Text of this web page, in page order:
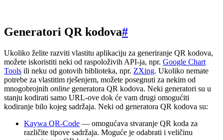
Generatori QR kodova#
Ukoliko želite razviti vlastitu aplikaciju za generiranje QR kodova,
možete iskoristiti neki od raspoloživih API-ja, npr. Google Chart
Tools ili neku od gotovih biblioteka, npr. ZXing. Ukoliko nemate
potrebe za vlastitim rješenjem, možete posegnuti za nekim od
mnogobrojnih online generatora QR kodova. Neki generatori su u
stanju kodirati samo URL-ove dok će vam drugi omogućiti
kodiranje bilo kojeg sadržaja. Neki od generatora QR kodova su:
Kaywa QR-Code — omogućava stvaranje QR koda za
različite tipove sadržaja. Moguće je odabrati i veličinu